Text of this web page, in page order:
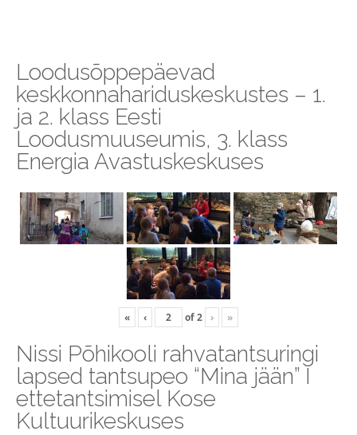
Loodusõppepäevad
keskkonnahariduskeskustes – 1.
ja 2. klass Eesti
Loodusmuuseumis, 3. klass
Energia Avastuskeskuses
« ‹ of2 › »
Nissi Põhikooli rahvatantsuringi
lapsed tantsupeo “Mina jään” I
ettetantsimisel Kose
Kultuurikeskuses